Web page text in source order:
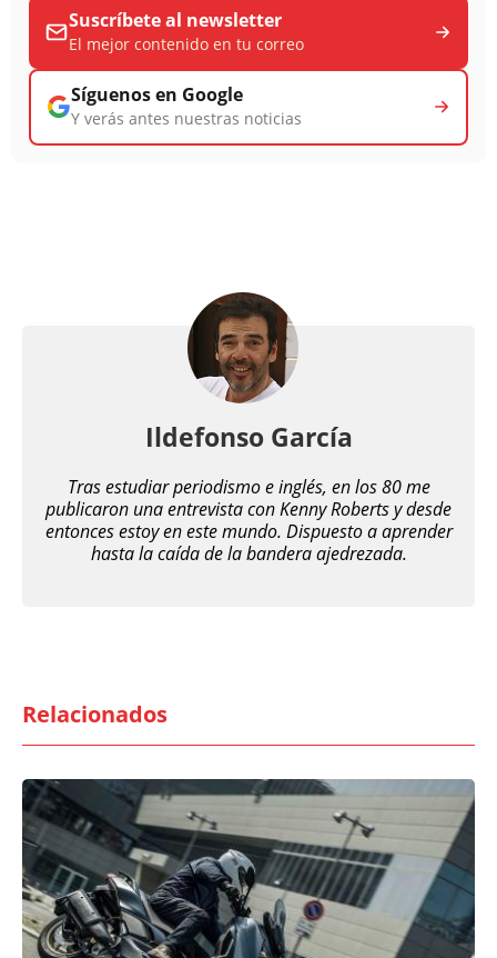
Suscríbete al newsletter
El mejor contenido en tu correo
Síguenos en Google
Y verás antes nuestras noticias
Ildefonso García
Tras estudiar periodismo e inglés, en los 80 me
publicaron una entrevista con Kenny Roberts y desde
entonces estoy en este mundo. Dispuesto a aprender
hasta la caída de la bandera ajedrezada.
Relacionados